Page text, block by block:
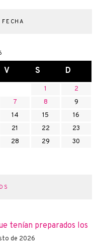
V S D
1
2
7 8
9
14 15
16
21 22
23
28 29
30
tenían preparados los
de 2026